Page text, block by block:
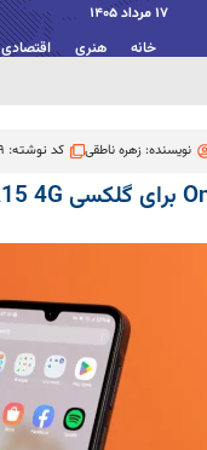
17 مرداد 1405
خانه هنری اقتصادی
نویسنده:زهره ناطقی کد نوشته: 6099